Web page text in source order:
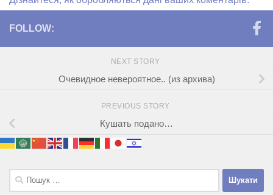
FOLLOW:
NEXT STORY
Очевидное невероятное.. (из архива)
PREVIOUS STORY
Кушать подано…
Пошук: